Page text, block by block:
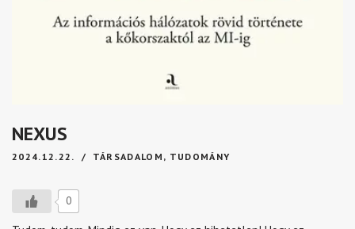
NEXUS
2024.12.22. TÁRSADALOM , TUDOMÁNY
0